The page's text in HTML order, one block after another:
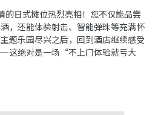
的日式摊位热烈亮相！您不仅能品尝
，还能体验射击、智能弹珠等充满怀
题乐园尽兴之后，回到酒店继续感受
这绝对是一场“不上门体验就亏大